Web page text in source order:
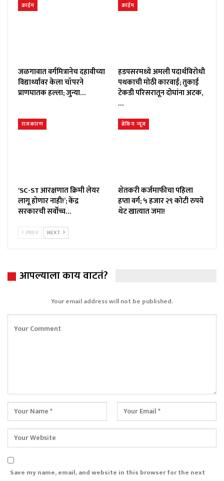
क्राईम
जळगावात वर्गमित्रानेच दहावीच्या
विद्यार्थ्यावर केला चॉपरने
प्राणघातक हल्ला; जुन्या…
क्राईम
हडपसरमध्ये अमली पदार्थविरोधी
पथकाची मोठी कारवाई; तुकाई
टेकडी परिसरातून दोघांना अटक,
…
राजकारण
‘SC-ST आरक्षणात क्रिमी लेयर
लागू होणार नाही!’; केंद्र
सरकारची सर्वोच्च…
ब्रेकिंग न्यूज
शेतकरी कर्जमाफीचा पहिला
हप्ता वर्ग; ५ हजार २९ कोटी रुपये
थेट खात्यात जमा!
PREV NEXT
आपल्याला काय वाटतं?
Your email address will not be published.
Save my name, email, and website in this browser for the next